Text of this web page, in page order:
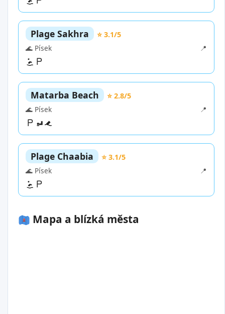
Plage Sakhra
⭐ 3.1/5
🌊 Písek
📍
Matarba Beach
⭐ 2.8/5
🌊 Písek
📍
Plage Chaabia
⭐ 3.1/5
🌊 Písek
📍
Mapa a blízká města